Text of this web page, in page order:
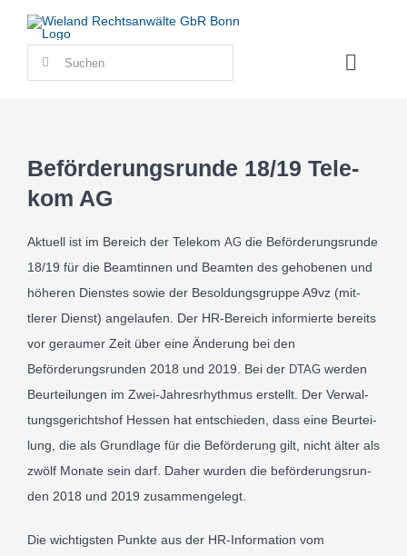
springen
Suche
nach:
Toggle
Beför­de­rungs­run­de 18/​19 Tele­
kom AG
Aktu­ell ist im Bere­ich der Tele­kom AG die Beför­de­rungs­run­de
18/​19 für die Beamtin­nen und Beam­ten des gehobe­nen und
höhe­ren Dien­stes sowie der Besol­dungs­gruppe A9vz (mit­
tlerer Dienst) ange­laufen. Der HR-​Be­reich infor­mier­te bere­its
vor ger­aumer Zeit über eine Ände­rung bei den
Beförderungsrun­den 2018 und 2019 . Bei der DTAG wer­den
Beurteilun­gen im Zwei-​Jah­res­rhyth­mus erstellt. Der Ver­wal­
tungs­gericht­shof Hes­sen hat entsch­ieden, dass eine Beur­tei­
lung, die als Grund­lage für die Beför­de­rung gilt, nicht älter als
zwölf Mona­te sein darf. Daher wur­den die beförderungsrun­
den 2018 und 2019 zusam­men­ge­legt.
Die wichtig­sten Punk­te aus der HR-​In­for­ma­ti­on vom